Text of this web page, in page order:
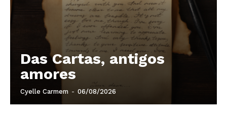
Das Cartas, antigos
amores
Cyelle Carmem - 06/08/2026